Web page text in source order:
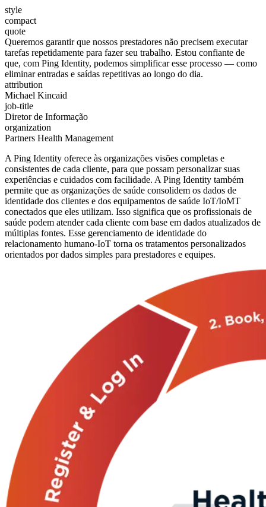
style
compact
quote
Queremos garantir que nossos prestadores não precisem executar
tarefas repetidamente para fazer seu trabalho. Estou confiante de
que, com Ping Identity, podemos simplificar esse processo — como
eliminar entradas e saídas repetitivas ao longo do dia.
attribution
Michael Kincaid
job-title
Diretor de Informação
organization
Partners Health Management
A Ping Identity oferece às organizações visões completas e
consistentes de cada cliente, para que possam personalizar suas
experiências e cuidados com facilidade. A Ping Identity também
permite que as organizações de saúde consolidem os dados de
identidade dos clientes e dos equipamentos de saúde IoT/IoMT
conectados que eles utilizam. Isso significa que os profissionais de
saúde podem atender cada cliente com base em dados atualizados de
múltiplas fontes. Esse gerenciamento de identidade do
relacionamento humano-IoT torna os tratamentos personalizados
orientados por dados simples para prestadores e equipes.